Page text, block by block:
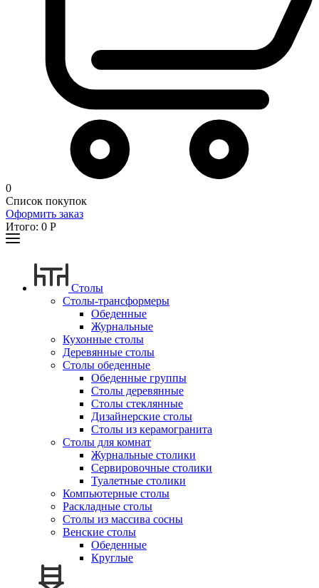
0
Список покупок
Оформить заказ
Итого: 0 Р
Столы
Столы-трансформеры
Обеденные
Журнальные
Кухонные столы
Деревянные столы
Столы обеденные
Обеденные группы
Столы деревянные
Столы стеклянные
Дизайнерские столы
Столы из керамогранита
Столы для комнат
Журнальные столики
Сервировочные столики
Туалетные столики
Компьютерные столы
Раскладные столы
Столы из массива сосны
Венские столы
Обеденные
Круглые